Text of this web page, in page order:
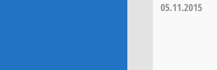
05.11.2015